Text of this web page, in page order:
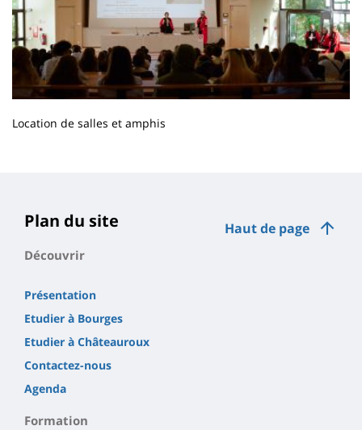
Location de salles et amphis
page
principale
Haut de page
Plan du site
Découvrir
Présentation
Etudier à Bourges
Etudier à Châteauroux
Contactez-nous
Agenda
Formation